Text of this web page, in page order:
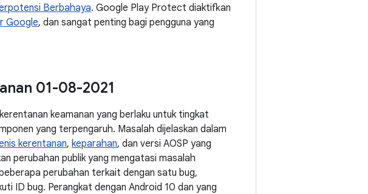
Berbahaya. Google Play Protect diaktifkan
Google, dan sangat penting bagi pengguna yang
01-08-2021
keamanan yang berlaku untuk tingkat
yang terpengaruh. Masalah dijelaskan dalam
kerentanan, keparahan, dan versi AOSP yang
perubahan publik yang mengatasi masalah
perubahan terkait dengan satu bug,
ID bug. Perangkat dengan Android 10 dan yang